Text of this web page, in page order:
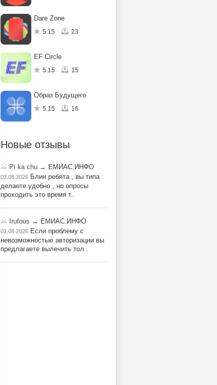
Dare Zone
5.15 23
EF Circle
5.15 15
Образ Будущего
5.15 16
Новые отзывы
Pi ka chu → ЕМИАС.ИНФО
03.08.2026 Блин ребята , вы типа
делаете удобно , но опросы
проходить это время т..
Irufous → ЕМИАС.ИНФО
01.08.2026 Если проблему с
невозможностью авторизации вы
предлагаете вылечить тол..